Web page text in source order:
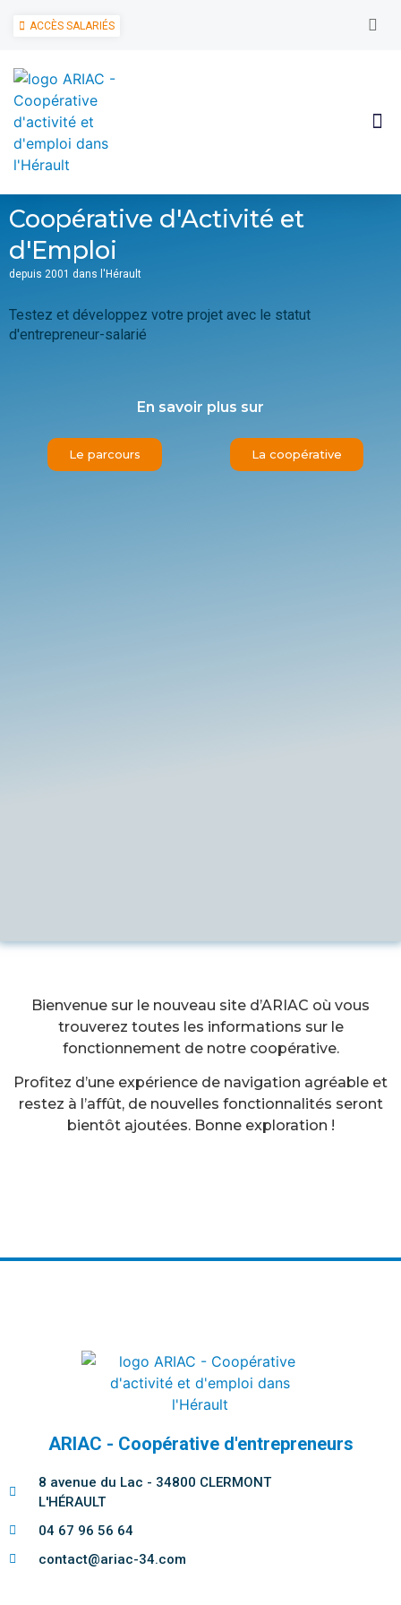
ACCÈS SALARIÉS
Coopérative d'Activité et
d'Emploi
depuis 2001 dans l'Hérault
Testez et développez votre projet avec le statut
d'entrepreneur-salarié​
En savoir plus sur
Le parcours La coopérative
Bienvenue sur le nouveau site d’ARIAC où vous
trouverez toutes les informations sur le
fonctionnement de notre coopérative.
Profitez d’une expérience de navigation agréable et
restez à l’affût, de nouvelles fonctionnalités seront
bientôt ajoutées. Bonne exploration !
ARIAC - Coopérative d'entrepreneurs
8 avenue du Lac - 34800 CLERMONT
L'HÉRAULT
04 67 96 56 64
contact@ariac-34.com